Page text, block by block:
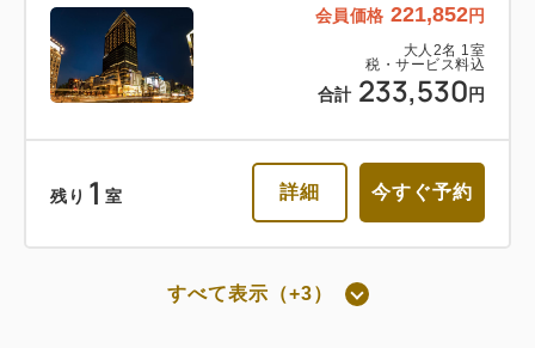
税・サービス料込
103,434
税・サービス料込
108,878円
in 14:00~ / out 11:00まで
詳細
会員価格 221,852円
大人 2名 1 室
税・サービス料込
合計 233,530円
残り 1 室 詳細 今すぐ予約
すべて表示（+3）